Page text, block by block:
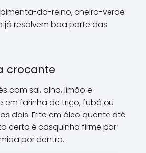
pimenta-do-reino, cheiro-verde
já resolvem boa parte das
crocante
com sal, alho, limão e
em farinha de trigo, fubá ou
dois. Frite em óleo quente até
certo é casquinha firme por
por dentro.